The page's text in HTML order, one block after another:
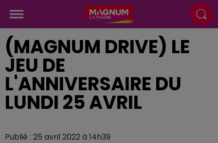
(MAGNUM DRIVE) LE
JEU DE
L'ANNIVERSAIRE DU
LUNDI 25 AVRIL
Publié : 25 avril 2022 à 14h39